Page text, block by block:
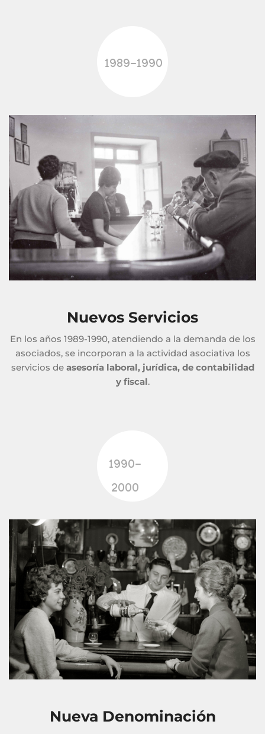
1989-1990
Nuevos Servicios
En los años 1989-1990, atendiendo a la demanda de los
asociados, se incorporan a la actividad asociativa los
servicios de asesoría laboral, jurídica, de contabilidad
y fiscal.
1990-
2000
Nueva Denominación